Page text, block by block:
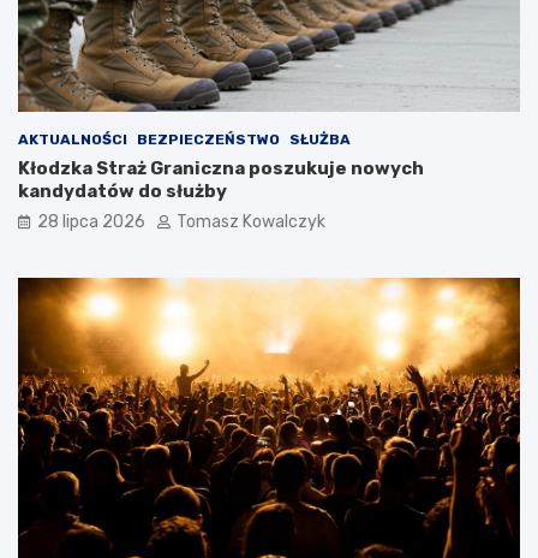
AKTUALNOŚCI BEZPIECZEŃSTWO SŁUŻBA
Kłodzka Straż Graniczna poszukuje nowych
kandydatów do służby
28 lipca 2026 Tomasz Kowalczyk